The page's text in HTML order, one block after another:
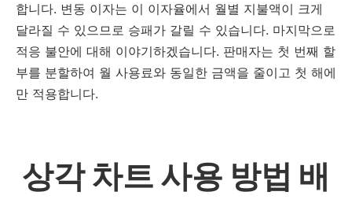
합니다. 변동 이자는 이 이자율에서 월별 지불액이 크게
달라질 수 있으므로 승패가 갈릴 수 있습니다. 마지막으로
적응 불안에 대해 이야기하겠습니다. 판매자는 첫 번째 할
부를 분할하여 월 사용료와 동일한 금액을 줄이고 첫 해에
만 적용합니다.
상각 차트 사용 방법 배